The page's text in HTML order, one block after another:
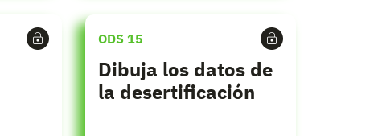
ODS 15
Dibuja los datos de
la desertificación